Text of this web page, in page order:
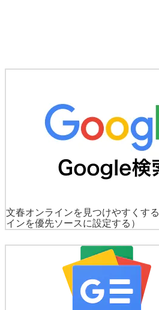
文春オンラインを見つけやすくする
インを優先ソースに設定する）